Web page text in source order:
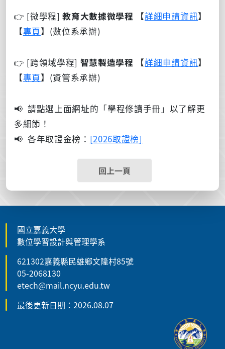
👉 [微學程]教育大數據微學程 【詳細申請資訊】
【專頁】(數位系承辦)
👉 [跨領域學程] 智慧製造學程 【詳細申請資訊】
【專頁】(資管系承辦)
📢 請點選上面網址的「學程修讀手冊」以了解更
多細節！
📢 各年取證金榜： [2026取證榜]
回上一頁
國立嘉義大學
數位學習設計與管理學系
621302嘉義縣民雄鄉文隆村85號
05-2068130
etech@mail.ncyu.edu.tw
最後更新日期：2026.08.07